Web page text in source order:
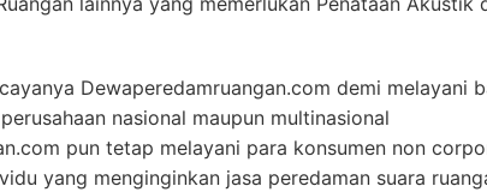
Dewaperedamruangan.com demi melayani
nasional maupun multinasional
pun tetap melayani para konsumen non
yang menginginkan jasa peredaman suara